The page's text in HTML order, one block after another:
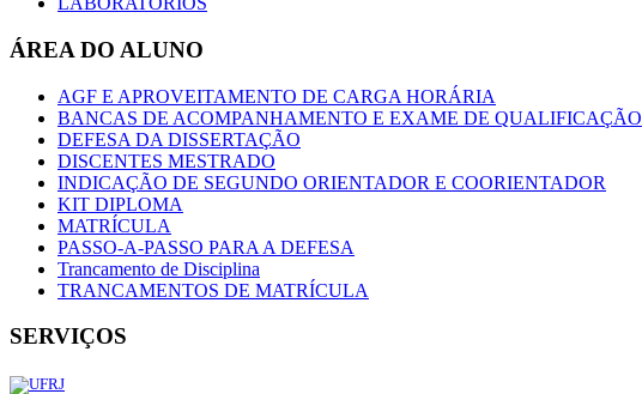
ÁREA DO ALUNO
AGF E APROVEITAMENTO DE CARGA HORÁRIA
BANCAS DE ACOMPANHAMENTO E EXAME DE QUALIFICAÇÃO
DEFESA DA DISSERTAÇÃO
DISCENTES MESTRADO
INDICAÇÃO DE SEGUNDO ORIENTADOR E COORIENTADOR
KIT DIPLOMA
MATRÍCULA
PASSO-A-PASSO PARA A DEFESA
Trancamento de Disciplina
TRANCAMENTOS DE MATRÍCULA
SERVIÇOS